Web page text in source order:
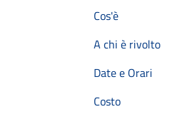
Cos'è
A chi è rivolto
Date e Orari
Costo